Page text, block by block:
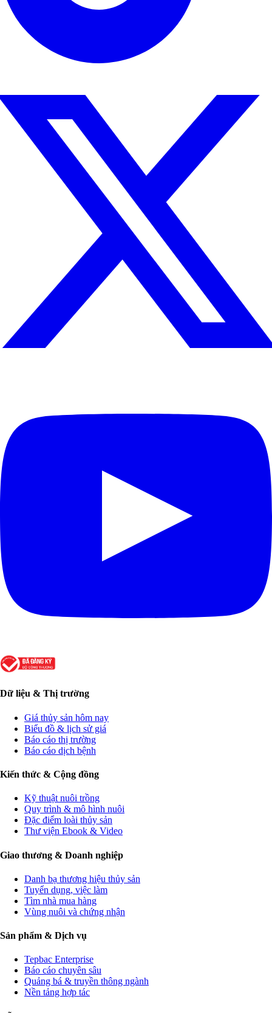
Dữ liệu & Thị trường
Giá thủy sản hôm nay
Biểu đồ & lịch sử giá
Báo cáo thị trường
Báo cáo dịch bệnh
Kiến thức & Cộng đồng
Kỹ thuật nuôi trồng
Quy trình & mô hình nuôi
Đặc điểm loài thủy sản
Thư viện Ebook & Video
Giao thương & Doanh nghiệp
Danh bạ thương hiệu thủy sản
Tuyển dụng, việc làm
Tìm nhà mua hàng
Vùng nuôi và chứng nhận
Sản phẩm & Dịch vụ
Tepbac Enterprise
Báo cáo chuyên sâu
Quảng bá & truyền thông ngành
Nền tảng hợp tác